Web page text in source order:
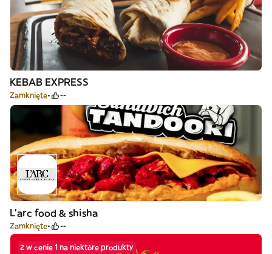
KEBAB EXPRESS
Zamknięte --
L'arc food & shisha
Zamknięte --
2 w cenie 1 na niektóre produkty